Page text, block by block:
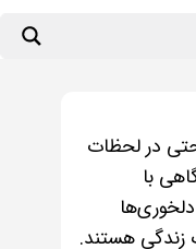
در لحظات
با
هستند.